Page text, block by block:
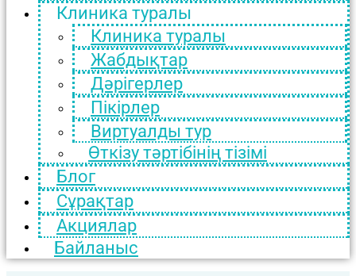
Клиника туралы
Клиника туралы
Жабдықтар
Дәрігерлер
Пікірлер
Виртуалды тур
Өткізу тәртібінің тізімі
Блог
Сұрақтар
Акциялар
Байланыс